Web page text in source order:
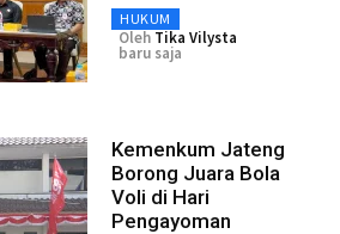
HUKUM
Oleh Tika Vilysta
baru saja
Kemenkum Jateng
Borong Juara Bola
Voli di Hari
Pengayoman